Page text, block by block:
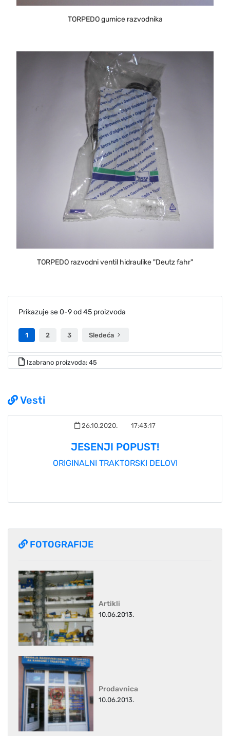
Izabrano proizvoda: 45
Vesti
26.10.2020. 17:43:17
JESENJI POPUST!
ORIGINALNI TRAKTORSKI DELOVI
FOTOGRAFIJE
Artikli
10.06.2013.
Prodavnica
10.06.2013.
TORPEDO gumice razvodnika
TORPEDO razvodni ventil hidraulike "Deutz fahr"
Prikazuje se 0-9 od 45 proizvoda
1 2 3 Sledeća